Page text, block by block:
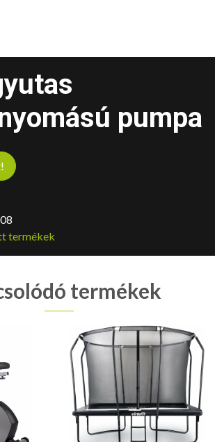
pumpa
termékek
termékek